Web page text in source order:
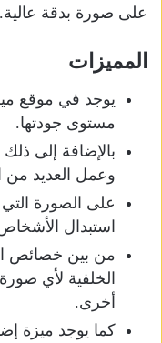
على صورة بدقة عالية.
المميزات
يوجد في موقع
مستوى جودتها.
بالإضافة إلى
وعمل العديد من
على الصورة
استبدال
من بين خصائص
الخلفية لأي
أخرى.
كما يوجد ميزة